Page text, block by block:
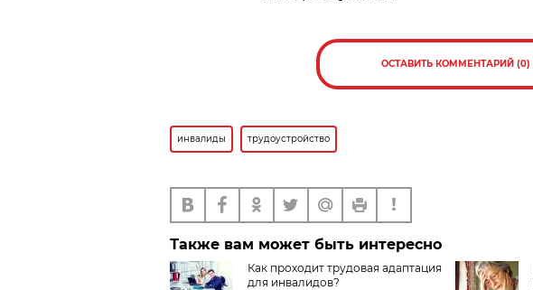
ОСТАВИТЬ КОММЕНТАРИЙ (0)
инвалиды трудоустройство
Также вам может быть интересно
Как проходит трудовая адаптация
для инвалидов?